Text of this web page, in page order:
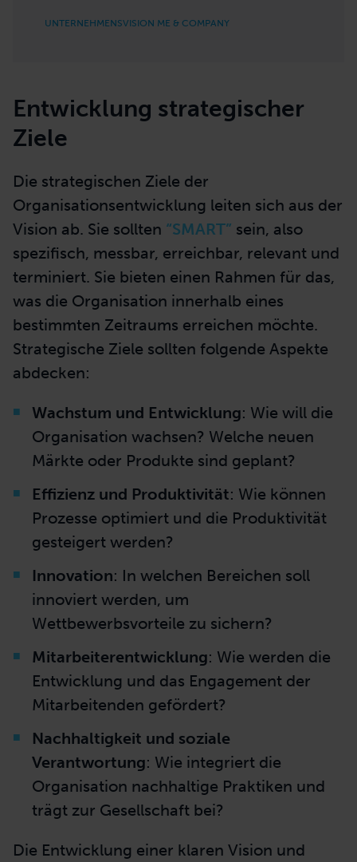
UNTERNEHMENSVISION ME & COMPANY
Entwicklung strategischer
Ziele
Die strategischen Ziele der
Organisationsentwicklung leiten sich aus der
Vision ab. Sie sollten “SMART” sein, also
spezifisch, messbar, erreichbar, relevant und
terminiert. Sie bieten einen Rahmen für das,
was die Organisation innerhalb eines
bestimmten Zeitraums erreichen möchte.
Strategische Ziele sollten folgende Aspekte
abdecken:
Wachstum und Entwicklung: Wie will die
Organisation wachsen? Welche neuen
Märkte oder Produkte sind geplant?
Effizienz und Produktivität: Wie können
Prozesse optimiert und die Produktivität
gesteigert werden?
Innovation: In welchen Bereichen soll
innoviert werden, um
Wettbewerbsvorteile zu sichern?
Mitarbeiterentwicklung: Wie werden die
Entwicklung und das Engagement der
Mitarbeitenden gefördert?
Nachhaltigkeit und soziale
Verantwortung: Wie integriert die
Organisation nachhaltige Praktiken und
trägt zur Gesellschaft bei?
Die Entwicklung einer klaren Vision und